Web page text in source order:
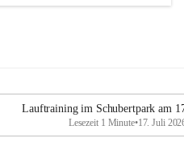
Lauftraining im Schubertpark am
Lesezeit 1 Minute•17. Juli